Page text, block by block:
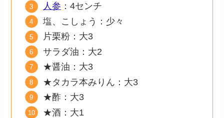
人参 ：4センチ
塩、こしょう：少々
片栗粉：大3
サラダ油：大2
★醤油：大3
★タカラ本みりん：大3
★酢：大3
★酒：大1